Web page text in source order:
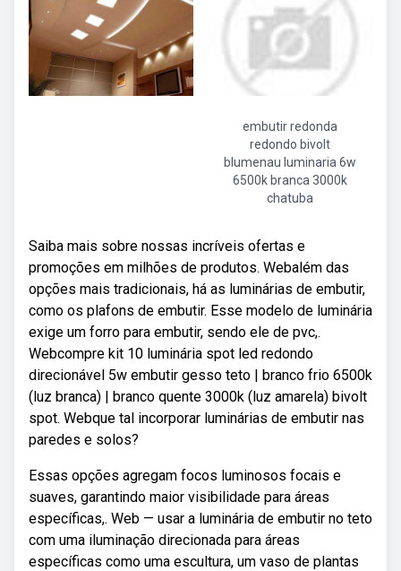
embutir redonda
redondo bivolt
blumenau luminaria 6w
6500k branca 3000k
chatuba
Saiba mais sobre nossas incríveis ofertas e
promoções em milhões de produtos. Webalém das
opções mais tradicionais, há as luminárias de embutir,
como os plafons de embutir. Esse modelo de luminária
exige um forro para embutir, sendo ele de pvc,.
Webcompre kit 10 luminária spot led redondo
direcionável 5w embutir gesso teto | branco frio 6500k
(luz branca) | branco quente 3000k (luz amarela) bivolt
spot. Webque tal incorporar luminárias de embutir nas
paredes e solos?
Essas opções agregam focos luminosos focais e
suaves, garantindo maior visibilidade para áreas
específicas,. Web — usar a luminária de embutir no teto
com uma iluminação direcionada para áreas
específicas como uma escultura, um vaso de plantas